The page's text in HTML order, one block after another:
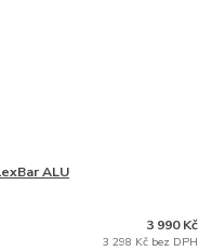
ALU
3 990 Kč
3 298 Kč bez DPH